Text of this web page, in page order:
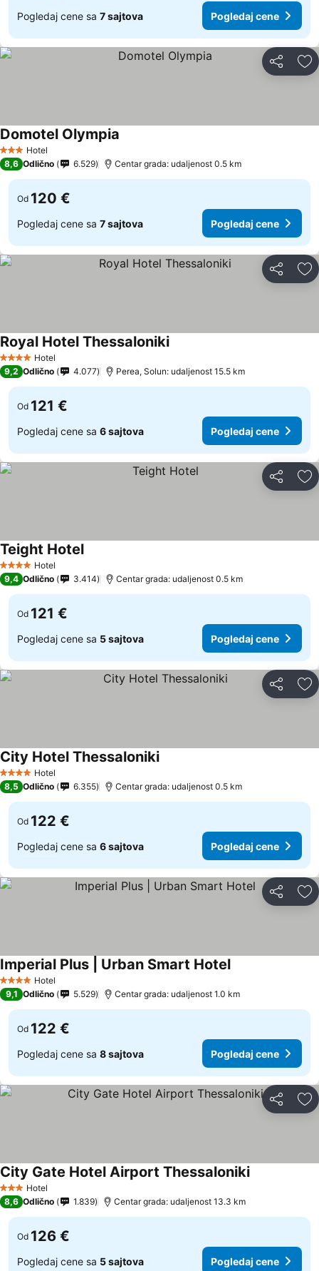
Pogledaj cene sa 7 sajtova Pogledaj cene
Deli
3 Zvezdice
Hotel
Domotel Olympia
8,6 Odlično 6.529 Centar grada: udaljenost 0.5 km
Od 120 €
Pogledaj cene sa 7 sajtova Pogledaj cene
Deli
4 ZvezdiceHotel
Royal Hotel Thessaloniki
9,2 Odlično 4.077 Perea, Solun: udaljenost 15.5 km
Od 121 €
Pogledaj cene sa 6 sajtova Pogledaj cene
Deli
4 ZvezdiceHotel
Teight Hotel
9,4 Odlično 3.414 Centar grada: udaljenost 0.5 km
Od 121 €
Pogledaj cene sa 5 sajtova Pogledaj cene
Deli
4 ZvezdiceHotel
City Hotel Thessaloniki
8,5 Odlično 6.355 Centar grada: udaljenost 0.5 km
Od 122 €
Pogledaj cene sa 6 sajtova Pogledaj cene
Deli
4 ZvezdiceHotel
Imperial Plus | Urban Smart Hotel
9,1 Odlično 5.529 Centar grada: udaljenost 1.0 km
Od 122 €
Pogledaj cene sa 8 sajtova Pogledaj cene
Deli
3 Zvezdice
Hotel
City Gate Hotel Airport Thessaloniki
8,6 Odlično 1.839 Centar grada: udaljenost 13.3 km
Od 126 €
Pogledaj cene sa 5 sajtova Pogledaj cene